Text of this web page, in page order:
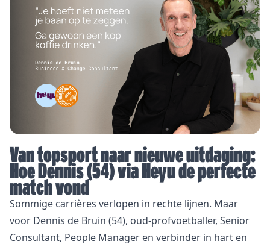
Van topsport naar nieuwe uitdaging:
Hoe Dennis (54) via Heyu de perfecte
match vond
Sommige carrières verlopen in rechte lijnen. Maar
voor Dennis de Bruin (54), oud-profvoetballer, Senior
Consultant, People Manager en verbinder in hart en